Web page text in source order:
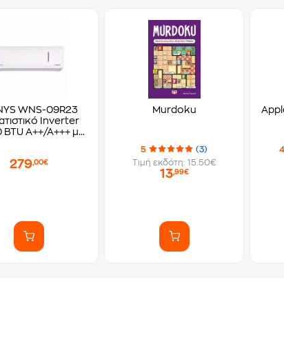
WNS-09R23
Inverter
A++/A+++ με
279,00€
Murdoku
5
(3)
Τιμή εκδότη: 15.50€
13,99€